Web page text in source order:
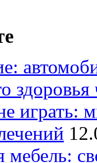
здоровья
играть:
мебель: